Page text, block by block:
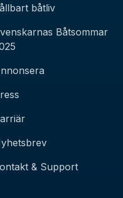
båtliv
Båtsommar
& Support